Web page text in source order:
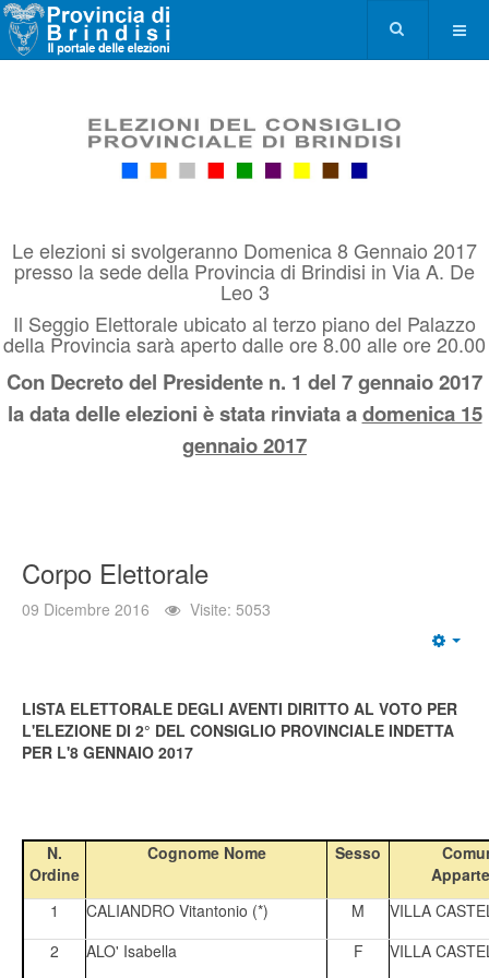
Le elezioni si svolgeranno Domenica 8 Gennaio 2017
presso la sede della Provincia di Brindisi in Via A. De
Leo 3
Il Seggio Elettorale ubicato al terzo piano del Palazzo
della Provincia sarà aperto dalle ore 8.00 alle ore 20.00
Con Decreto del Presidente n. 1 del 7 gennaio 2017
la data delle elezioni è stata rinviata adomenica 15
gennaio 2017
Corpo Elettorale
09 Dicembre 2016 Visite: 5053
LISTA ELETTORALE DEGLI AVENTI DIRITTO AL VOTO PER
L'ELEZIONE DI 2° DEL CONSIGLIO PROVINCIALE INDETTA
PER L'8 GENNAIO 2017
N.
Ordine
Cognome Nome Sesso
1
CALIANDRO Vitantonio (*) M
VILLA
2
ALO' Isabella F
VILLA